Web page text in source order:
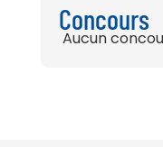
Concours
Aucun